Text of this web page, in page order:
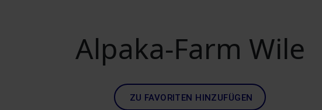
Alpaka-Farm Wile
ZU FAVORITEN HINZUFÜGEN